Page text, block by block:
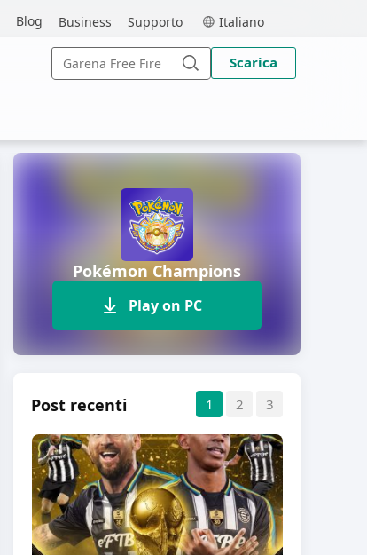
MEmu Italiano
Supporto
Business
Blog
Search
for:
Search
Scarica
Pokémon Champions
Play on PC
Post recenti 1 2 3